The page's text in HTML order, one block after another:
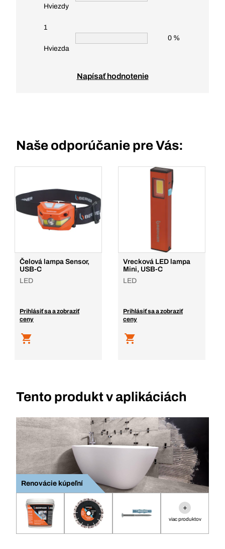
Hviezdy
1
Hviezda
0 %
Napísať hodnotenie
Naše odporúčanie pre Vás:
Čelová lampa Sensor,
USB-C
LED
Prihlásiť sa a zobraziť
ceny
Vrecková LED lampa
Mini, USB-C
LED
Prihlásiť sa a zobraziť
ceny
Tento produkt v aplikáciách
Renovácie kúpeľní
+
viac produktov